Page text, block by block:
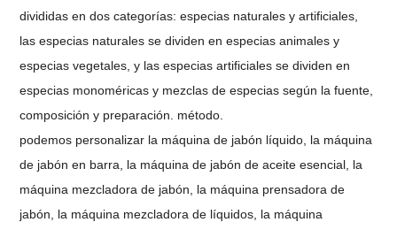
divididas en dos categorías: especias naturales y artificiales,
las especias naturales se dividen en especias animales y
especias vegetales, y las especias artificiales se dividen en
especias monoméricas y mezclas de especias según la fuente,
composición y preparación. método.
podemos personalizar la máquina de jabón líquido, la máquina
de jabón en barra, la máquina de jabón de aceite esencial, la
máquina mezcladora de jabón, la máquina prensadora de
jabón, la máquina mezcladora de líquidos, la máquina